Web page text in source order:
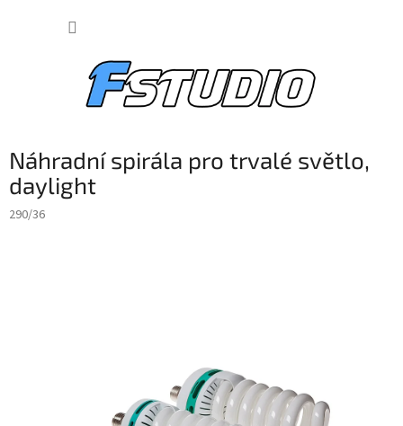
Náhradní spirála pro trvalé světlo,
daylight
290/36